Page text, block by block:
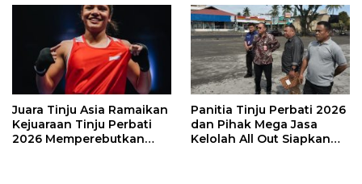
Wali Kota Manado
Juara Tinju Asia Ramaikan
Kejuaraan Tinju Perbati
2026 Memperebutkan
Panitia Tinju Perbati 2026
dan Pihak Mega Jasa
Kelolah All Out Siapkan